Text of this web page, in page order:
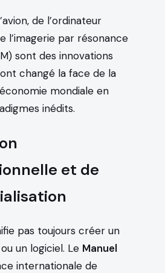
de l’ordinateur
l’imagerie par résonance
sont des innovations
changé la face de la
mondiale en
inédits.
et de
pas toujours créer un
un logiciel. Le Manuel
internationale de